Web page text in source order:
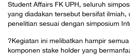
Student Affairs FK UPH, seluruh
yang diadakan tersebut bersifat ilmiah,
penelitian sesuai dengan simposium
?Kegiatan ini melibatkan hampir
komponen stake holder yang